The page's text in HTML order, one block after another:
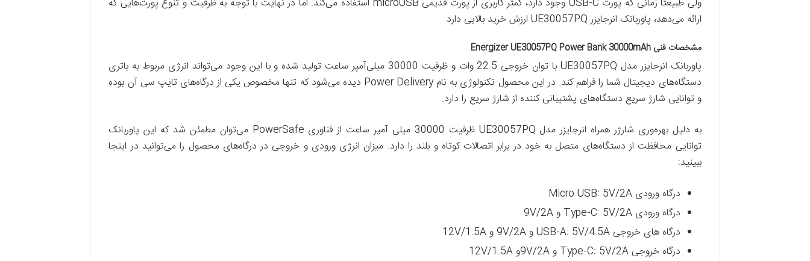
ولی طبیعتا زمانی که پورت USB-C وجود دارد، کمتر کاربری از پورت قدیمی microUSB استفاده می‌کند. اما در نهایت با توجه به ظرفیت و تنوع پورت‌هایی که
ارائه می‌دهد، پاوربانک انرجایزر UE30057PQ ارزش خرید بالایی دارد.
مشخصات فنی Energizer UE30057PQ Power Bank 30000mAh
پاوربانک انرجایزر مدل UE30057PQ با توان خروجی 22.5 وات و ظرفیت 30000 میلی‌آمپر ساعت تولید شده و با این وجود می‌تواند انرژی مربوط به باتری
دستگاه‌های دیجیتال شما را فراهم کند. در این محصول تکنولوژی به نام Power Delivery دیده می‌شود که تنها مخصوص یکی از درگاه‌های تایپ سی آن بوده
و توانایی شارژ سریع دستگاه‌های پشتیبانی کننده از شارژ سریع را دارد.
به دلیل بهره‌وری شارژر همراه انرجایزر مدل UE30057PQ ظرفیت 30000 میلی آمپر ساعت از فناوری PowerSafe می‌توان مطمئن شد که این پاوربانک
توانایی محافظت از دستگاه‌های متصل به خود در برابر اتصالات کوتاه و بلند را دارد. میزان انرژی ورودی و خروجی در درگاه‌های محصول را می‌توانید در اینجا
ببینید:
درگاه ورودی Micro USB: 5V/2A
درگاه ورودی Type-C: 5V/2A و 9V/2A
درگاه ‌های خروجی USB-A: 5V/4.5A و 9V/2A و 12V/1.5A
درگاه خروجی Type-C: 5V/2A و 9V/2Aو 12V/1.5A